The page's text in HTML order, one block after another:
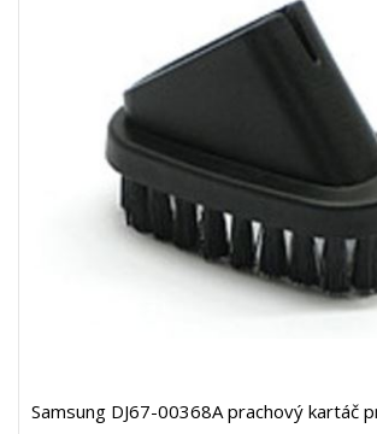
Samsung DJ67-00368A prachový kartáč